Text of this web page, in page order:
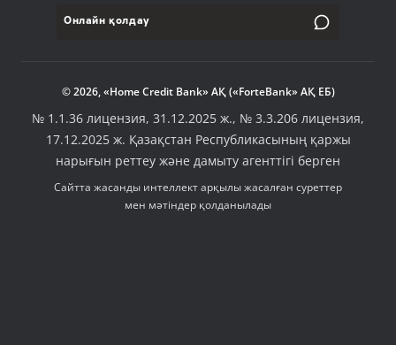
Онлайн қолдау
© 2026, «Home Credit Bank» АҚ («ForteBank» АҚ ЕБ)
№ 1.1.36 лицензия, 31.12.2025 ж., № 3.3.206 лицензия,
17.12.2025 ж. Қазақстан Республикасының қаржы
нарығын реттеу және дамыту агенттігі берген
Сайтта жасанды интеллект арқылы жасалған суреттер
мен мәтіндер қолданылады